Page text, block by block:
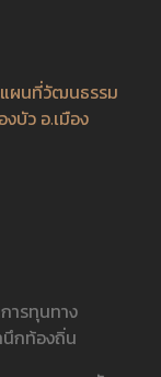
ผนที่วัฒนธรรม
บัว อ.เมือง
ารทุนทาง
กท้องถิ่น